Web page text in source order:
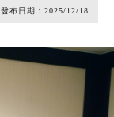
發布日期： 2025/12/18